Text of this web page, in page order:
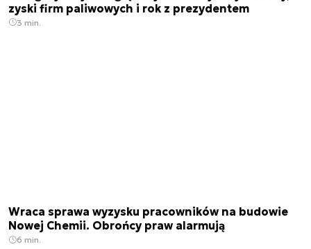
zyski firm paliwowych i rok z prezydentem
3 min.
Wraca sprawa wyzysku pracowników na budowie
Nowej Chemii. Obrońcy praw alarmują
6 min.